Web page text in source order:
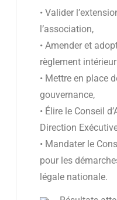
• Valider
l’association,
• Amender et
règlement
• Mettre en place
gouvernance,
• Élire le Conseil
Direction
• Mandater le
pour les
légale nationale.